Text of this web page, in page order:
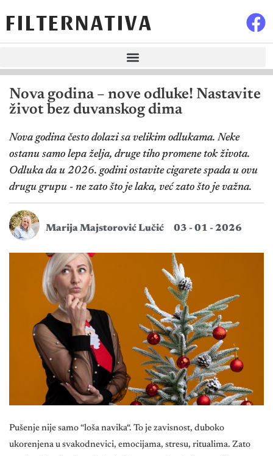
FILTERNATIVA
Nova godina – nove odluke! Nastavite
život bez duvanskog dima
Nova godina često dolazi sa velikim odlukama. Neke
ostanu samo lepa želja, druge tiho promene tok života.
Odluka da u 2026. godini ostavite cigarete spada u ovu
drugu grupu - ne zato što je laka, već zato što je važna.
Marija Majstorović Lučić 03 - 01 - 2026
Pušenje nije samo “loša navika“. To je zavisnost, duboko
ukorenjena u svakodnevici, emocijama, stresu, ritualima. Zato